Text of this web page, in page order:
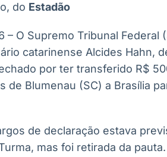
IA
Em breve Em breve
do Estadão
– O Supremo Tribunal Federal
catarinense Alcides Hahn,
por ter transferido R$
de Blumenau (SC) a Brasília
de declaração estava
mas foi retirada da